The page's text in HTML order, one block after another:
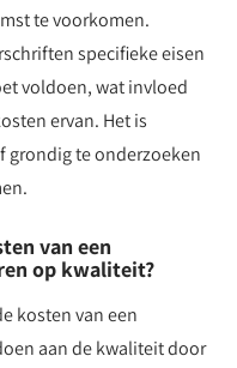
te voorkomen.
specifieke eisen
voldoen, wat invloed
ervan. Het is
grondig te onderzoeken
van een
op kwaliteit?
kosten van een
aan de kwaliteit door